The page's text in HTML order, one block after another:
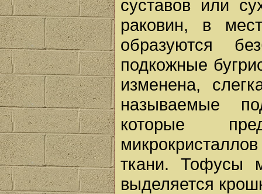
суставов или
раковин, в
образуются
подкожные
изменена,
называемые
которые
ткани. Тофусы
выделяется